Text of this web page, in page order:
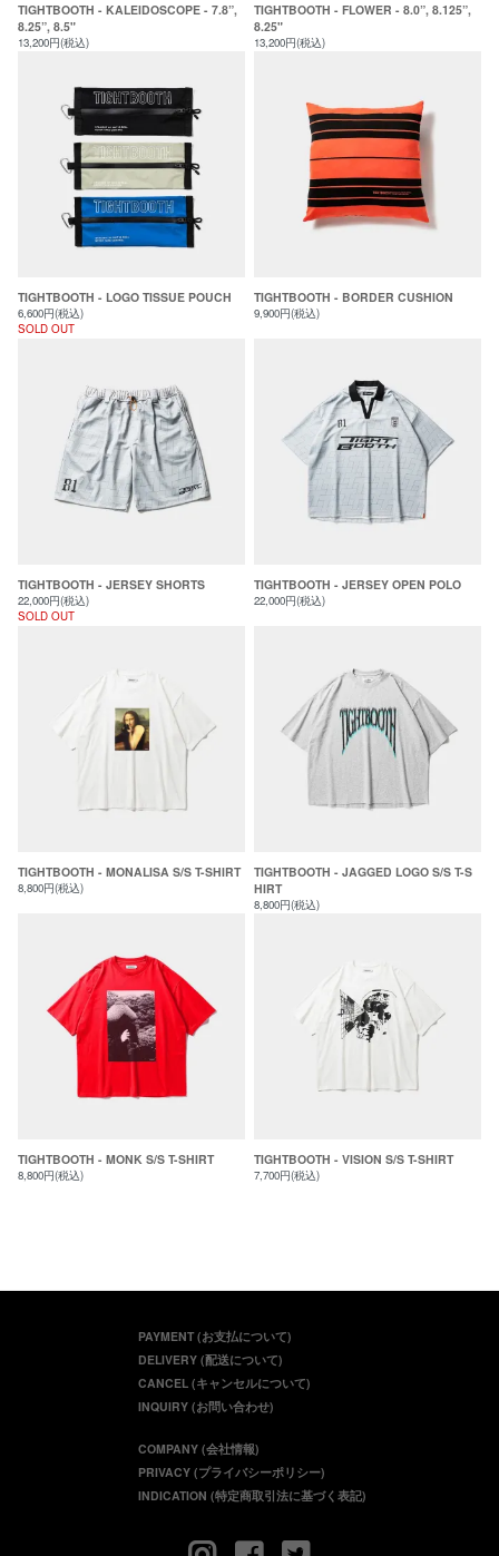
TIGHTBOOTH - KALEIDOSCOPE - 7.8”,
8.25”, 8.5"
13,200円(税込)
TIGHTBOOTH - FLOWER - 8.0”, 8.125”,
8.25"
13,200円(税込)
TIGHTBOOTH - LOGO TISSUE POUCH
6,600円(税込)
SOLD OUT
TIGHTBOOTH - BORDER CUSHION
9,900円(税込)
TIGHTBOOTH - JERSEY SHORTS
22,000円(税込)
SOLD OUT
TIGHTBOOTH - JERSEY OPEN POLO
22,000円(税込)
TIGHTBOOTH - MONALISA S/S T-SHIRT
8,800円(税込)
TIGHTBOOTH - JAGGED LOGO S/S T-S
HIRT
8,800円(税込)
TIGHTBOOTH - MONK S/S T-SHIRT
8,800円(税込)
TIGHTBOOTH - VISION S/S T-SHIRT
7,700円(税込)
PAYMENT (お支払について)
DELIVERY (配送について)
CANCEL (キャンセルについて)
INQUIRY (お問い合わせ)
COMPANY (会社情報)
PRIVACY (プライバシーポリシー)
INDICATION (特定商取引法に基づく表記)